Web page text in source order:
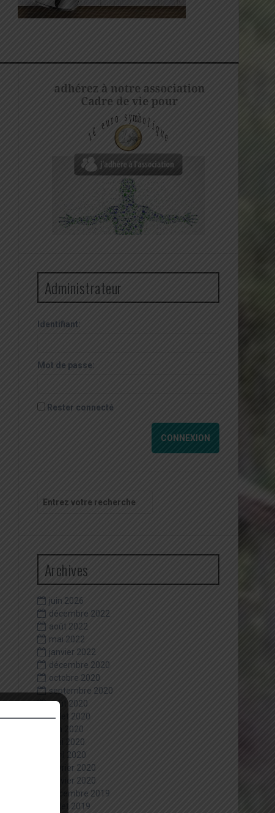
Administrateur
Identifiant:
Mot de passe:
Rester connecté
CONNEXION
pour
Archives
juin 2026
décembre 2022
août 2022
mai 2022
janvier 2022
décembre 2020
octobre 2020
septembre 2020
août 2020
juillet 2020
juin 2020
mai 2020
avril 2020
février 2020
janvier 2020
décembre 2019
juillet 2019